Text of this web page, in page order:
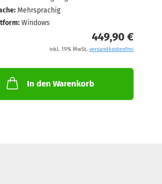
Mehrsprachig
Windows
449,90 €
inkl. 19% MwSt. versandkostenfrei
In den Warenkorb